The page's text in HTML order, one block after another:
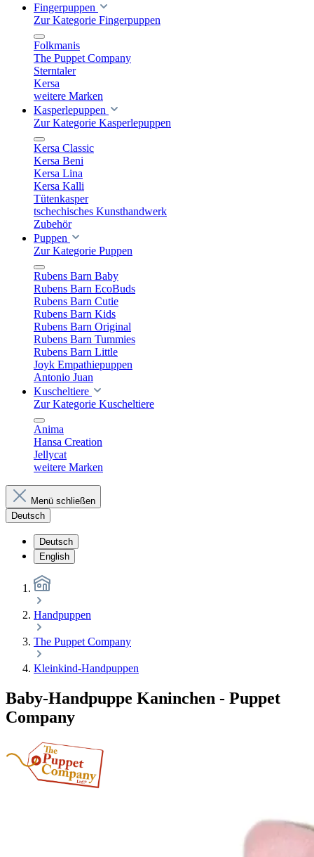
Fingerpuppen
Zur Kategorie Fingerpuppen
Folkmanis
The Puppet Company
Sterntaler
Kersa
weitere Marken
Kasperlepuppen
Zur Kategorie Kasperlepuppen
Kersa Classic
Kersa Beni
Kersa Lina
Kersa Kalli
Tütenkasper
tschechisches Kunsthandwerk
Zubehör
Puppen
Zur Kategorie Puppen
Rubens Barn Baby
Rubens Barn EcoBuds
Rubens Barn Cutie
Rubens Barn Kids
Rubens Barn Original
Rubens Barn Tummies
Rubens Barn Little
Joyk Empathiepuppen
Antonio Juan
Kuscheltiere
Zur Kategorie Kuscheltiere
Anima
Hansa Creation
Jellycat
weitere Marken
Menü schließen
Deutsch
Deutsch
English
Handpuppen
The Puppet Company
Kleinkind-Handpuppen
Baby-Handpuppe Kaninchen - Puppet
Company